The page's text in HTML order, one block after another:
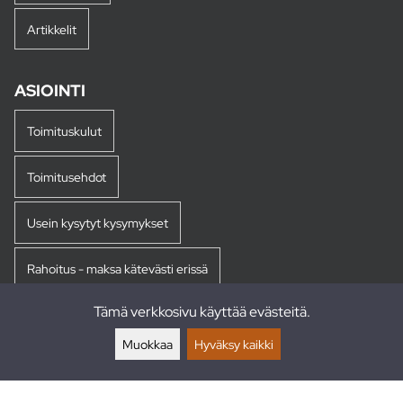
Artikkelit
ASIOINTI
Toimituskulut
Toimitusehdot
Usein kysytyt kysymykset
Rahoitus - maksa kätevästi erissä
Tämä verkkosivu käyttää evästeitä.
Muokkaa Hyväksy kaikki